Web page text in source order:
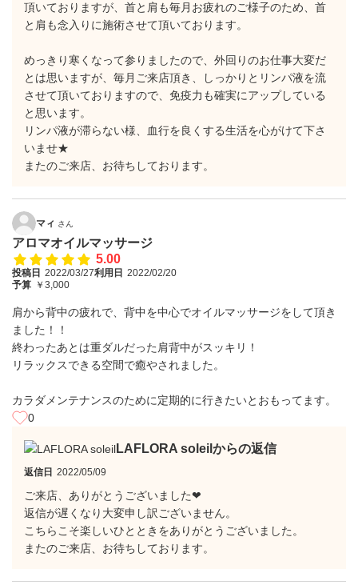
頂いておりますが、首と肩も毎月お疲れのご様子のため、首
と肩も念入りに施術させて頂いております。
めっきり寒くなって参りましたので、外回りのお仕事大変だ
とは思いますが、毎月ご来店頂き、しっかりとリンパ液を流
させて頂いておりますので、免疫力も確実にアップしている
と思います。
リンパ液が滞らない様、血行を良くする生活を心がけて下さ
いませ★
またのご来店、お待ちしております。
マィ さん
アロマオイルマッサージ
5.00
投稿日 2022/03/27利用日 2022/02/20
予算 ￥3,000
肩から背中の疲れで、背中を中心でオイルマッサージをして頂き
ました！！
終わったあとは重ダルだった肩背中がスッキリ！
リラックスできる空間で癒やされました。
カラダメンテナンスのために定期的に行きたいとおもってます。
0
LAFLORA soleilからの返信
返信日 2022/05/09
ご来店、ありがとうございました❤︎
返信が遅くなり大変申し訳ございません。
こちらこそ楽しいひとときをありがとうございました。
またのご来店、お待ちしております。